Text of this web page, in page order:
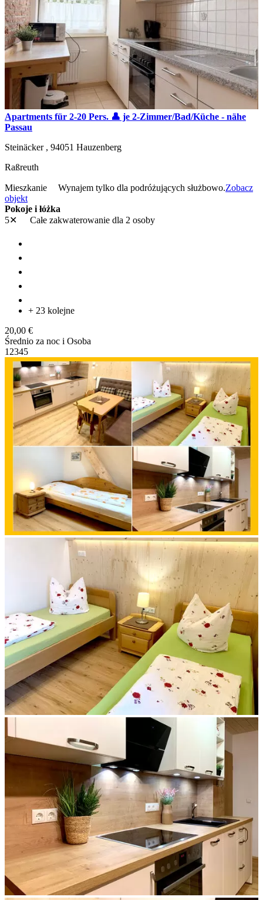
Apartments für 2-20 Pers. 👤 je 2-Zimmer/Bad/Küche - nähe
Passau
Steinäcker , 94051 Hauzenberg
Raßreuth
Mieszkanie Wynajem tylko dla podróżujących służbowo.Zobacz
objekt
Pokoje i łóżka
5✕
Całe zakwaterowanie dla 2 osoby
+ 23 kolejne
20,00 €
Średnio za noc i Osoba
1 2345